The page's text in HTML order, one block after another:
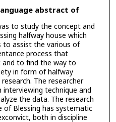
abstract of
to study the concept and
halfway house which
to assist the various of
process that
to find the way to
in form of halfway
The researcher
technique and
the data. The research
Blessing has systematic
both in discipline